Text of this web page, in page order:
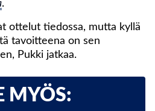
.
ottelut tiedossa, mutta kyllä
tavoitteena on sen
Pukki jatkaa.
MYÖS: